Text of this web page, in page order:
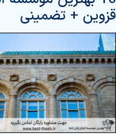
قزوین + تضمینی